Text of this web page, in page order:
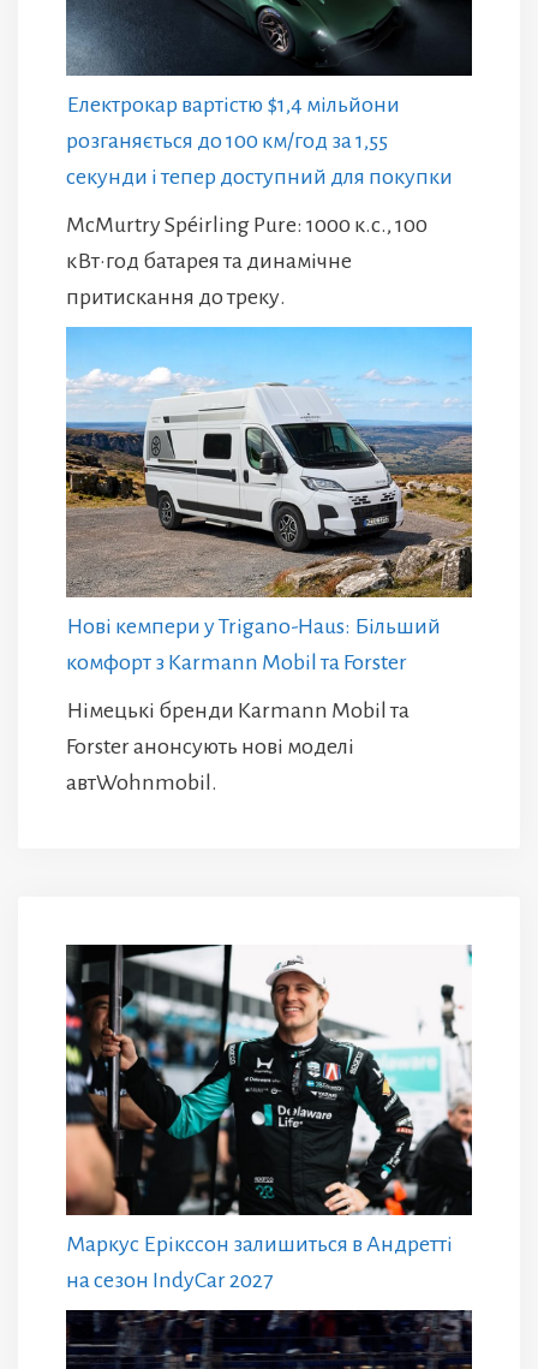
Електрокар вартістю $1,4 мільйони
розганяється до 100 км/год за 1,55
секунди і тепер доступний для покупки
McMurtry Spéirling Pure: 1000 к.с., 100
кВт·год батарея та динамічне
притискання до треку.
Нові кемпери у Trigano-Haus: Більший
комфорт з Karmann Mobil та Forster
Німецькі бренди Karmann Mobil та
Forster анонсують нові моделі
автWohnmobil.
Маркус Ерікссон залишиться в Андретті
на сезон IndyCar 2027